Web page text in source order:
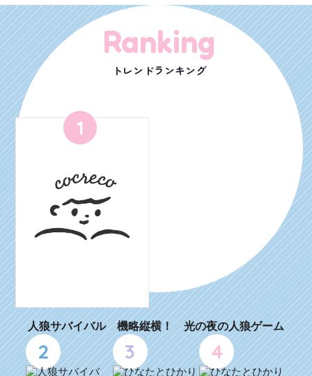
Ranking
トレンドランキング
1
人狼サバイバル 機略縦横！ 光の夜の人狼ゲーム
2 3 4